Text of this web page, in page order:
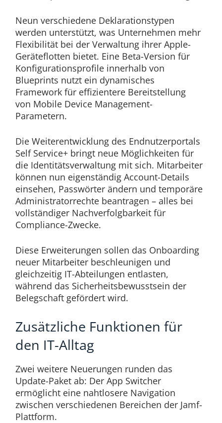
Neun verschiedene Deklarationstypen
werden unterstützt, was Unternehmen mehr
Flexibilität bei der Verwaltung ihrer Apple-
Geräteflotten bietet. Eine Beta-Version für
Konfigurationsprofile innerhalb von
Blueprints nutzt ein dynamisches
Framework für effizientere Bereitstellung
von Mobile Device Management-
Parametern.
Die Weiterentwicklung des Endnutzerportals
Self Service+ bringt neue Möglichkeiten für
die Identitätsverwaltung mit sich. Mitarbeiter
können nun eigenständig Account-Details
einsehen, Passwörter ändern und temporäre
Administratorrechte beantragen – alles bei
vollständiger Nachverfolgbarkeit für
Compliance-Zwecke.
Diese Erweiterungen sollen das Onboarding
neuer Mitarbeiter beschleunigen und
gleichzeitig IT-Abteilungen entlasten,
während das Sicherheitsbewusstsein der
Belegschaft gefördert wird.
Zusätzliche Funktionen für
den IT-Alltag
Zwei weitere Neuerungen runden das
Update-Paket ab: Der App Switcher
ermöglicht eine nahtlosere Navigation
zwischen verschiedenen Bereichen der Jamf-
Plattform.